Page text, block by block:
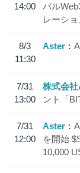
14:00
バル
レーシ
8/3
11:30
Aster
7/31
13:00
株式会
ント「
7/31
12:00
Aster
を開始
10,000